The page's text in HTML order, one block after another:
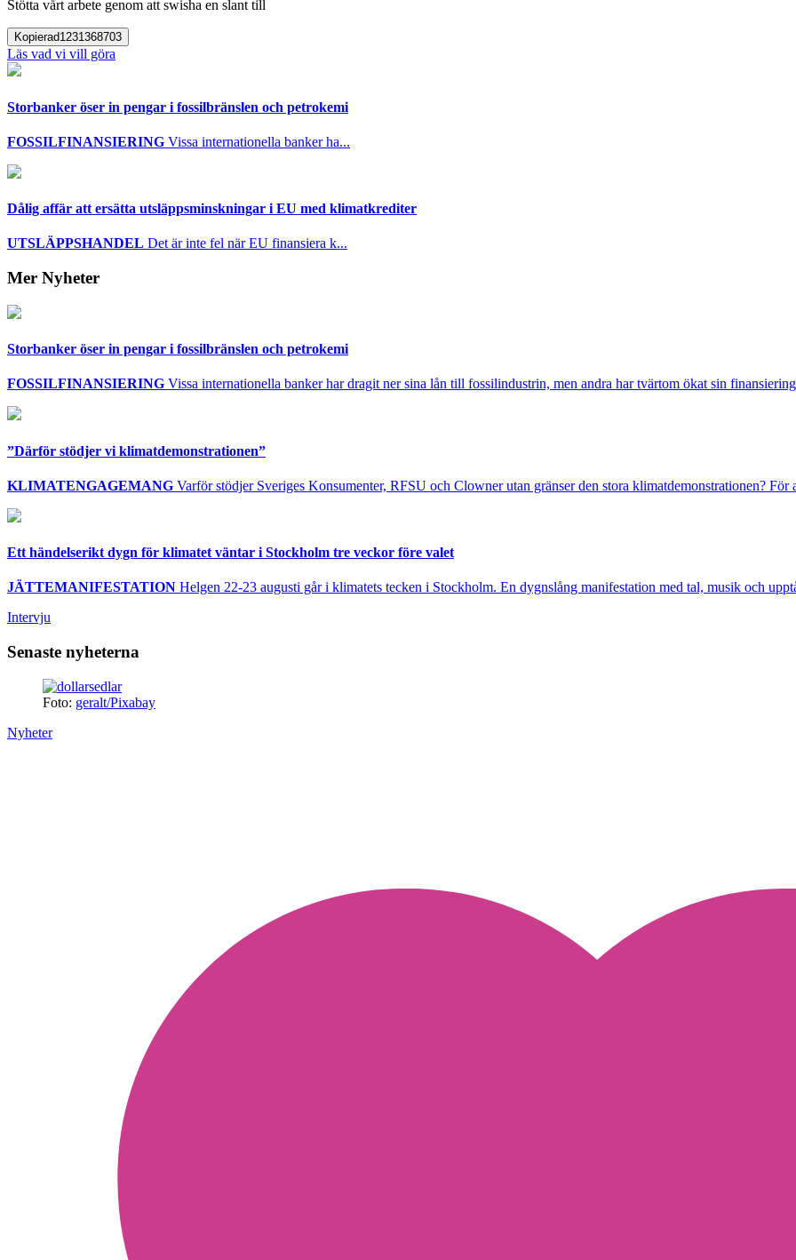
Stötta vårt arbete genom att swisha en slant till
Kopierad1231368703
Läs vad vi vill göra
Storbanker öser in pengar i fossilbränslen och petrokemi
FOSSILFINANSIERING Vissa internationella banker ha...
Dålig affär att ersätta utsläppsminskningar i EU med klimatkrediter
UTSLÄPPSHANDEL Det är inte fel när EU finansiera k...
Mer Nyheter
Storbanker öser in pengar i fossilbränslen och petrokemi
FOSSILFINANSIERING Vissa internationella banker har dragit ner sina lån till fossilindustrin, men andra har tvärtom ökat sin
”Därför stödjer vi klimatdemonstrationen”
KLIMATENGAGEMANG Varför stödjer Sveriges Konsumenter, RFSU och Clowner utan gränser den stora klimatdemonstrationen? För
Ett händelserikt dygn för klimatet väntar i Stockholm tre veckor före valet
JÄTTEMANIFESTATION Helgen 22-23 augusti går i klimatets tecken i Stockholm. En dygnslång manifestation med tal, musik och
Intervju
Senaste nyheterna
Foto: geralt/Pixabay
Nyheter